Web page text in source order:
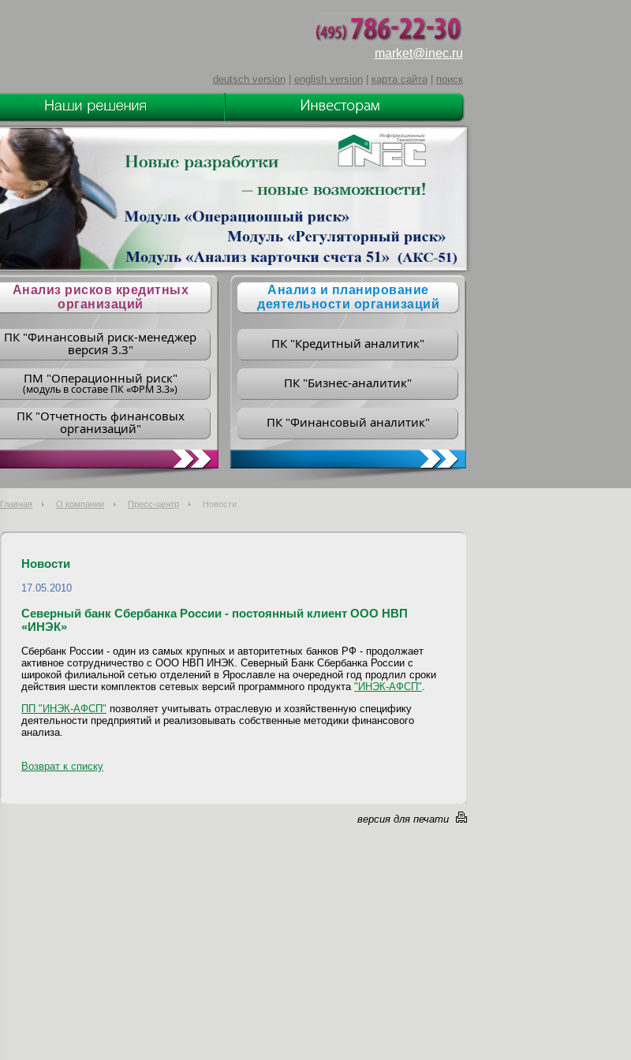
market@inec.ru
deutsch version| english version| карта сайта| поиск
Анализ рисков кредитных
организаций
ПК "Финансовый риск-менеджер
версия 3.3"
ПM "Операционный риск"
(модуль в составе ПК «ФРМ 3.3»)
ПK "Отчетность финансовых
организаций"
Анализ и планирование
деятельности организаций
ПК "Кредитный аналитик"
ПК "Бизнес-аналитик"
ПК "Финансовый аналитик"
Главная О компании Пресс-центр Новости
Новости
17.05.2010
Северный банк Сбербанка России - постоянный клиент ООО НВП
«ИНЭК»
Сбербанк России - один из самых крупных и авторитетных банков РФ - продолжает
активное сотрудничество с ООО НВП ИНЭК. Северный Банк Сбербанка России с
широкой филиальной сетью отделений в Ярославле на очередной год продлил сроки
действия шести комплектов сетевых версий программного продукта "ИНЭК-АФСП"
ПП "ИНЭК-АФСП" позволяет учитывать отраслевую и хозяйственную специфику
деятельности предприятий и реализовывать собственные методики финансового
анализа.
Возврат к списку
версия для печати